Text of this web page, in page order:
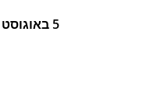
5 באוגוסט 2026 13:28